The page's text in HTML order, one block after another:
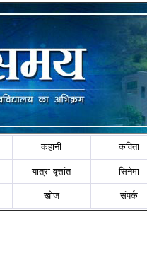
कहानी कविता
यात्रा वृत्तांत सिनेमा
खोज संपर्क